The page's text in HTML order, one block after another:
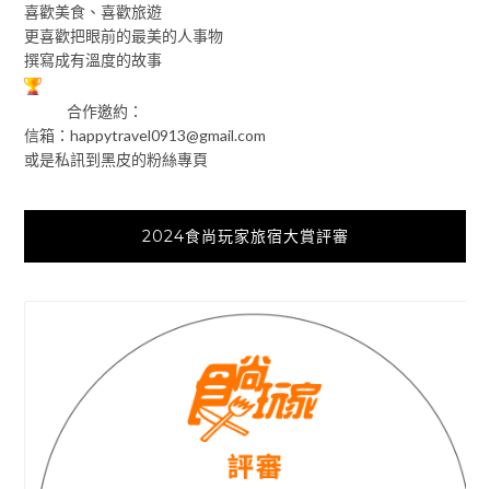
喜歡美食、喜歡旅遊
更喜歡把眼前的最美的人事物
撰寫成有溫度的故事
合作邀約：
信箱：happytravel0913@gmail.com
或是私訊到黑皮的粉絲專頁
2024食尚玩家旅宿大賞評審